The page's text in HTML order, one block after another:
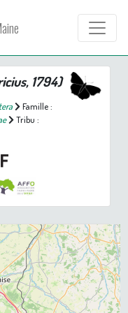
1794)
Famille :
Tribu :